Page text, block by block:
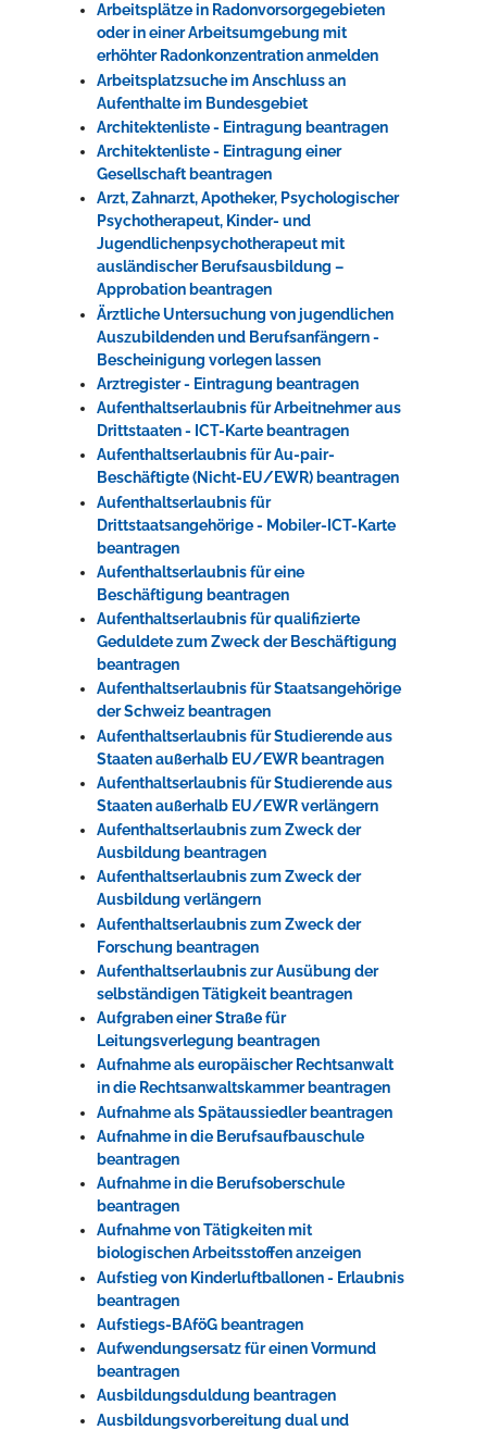
Arbeitsplätze in Radonvorsorgegebieten
oder in einer Arbeitsumgebung mit
erhöhter Radonkonzentration anmelden
Arbeitsplatzsuche im Anschluss an
Aufenthalte im Bundesgebiet
Architektenliste - Eintragung beantragen
Architektenliste - Eintragung einer
Gesellschaft beantragen
Arzt, Zahnarzt, Apotheker, Psychologischer
Psychotherapeut, Kinder- und
Jugendlichenpsychotherapeut mit
ausländischer Berufsausbildung –
Approbation beantragen
Ärztliche Untersuchung von jugendlichen
Auszubildenden und Berufsanfängern -
Bescheinigung vorlegen lassen
Arztregister - Eintragung beantragen
Aufenthaltserlaubnis für Arbeitnehmer aus
Drittstaaten - ICT-Karte beantragen
Aufenthaltserlaubnis für Au-pair-
Beschäftigte (Nicht-EU/EWR) beantragen
Aufenthaltserlaubnis für
Drittstaatsangehörige - Mobiler-ICT-Karte
beantragen
Aufenthaltserlaubnis für eine
Beschäftigung beantragen
Aufenthaltserlaubnis für qualifizierte
Geduldete zum Zweck der Beschäftigung
beantragen
Aufenthaltserlaubnis für Staatsangehörige
der Schweiz beantragen
Aufenthaltserlaubnis für Studierende aus
Staaten außerhalb EU/EWR beantragen
Aufenthaltserlaubnis für Studierende aus
Staaten außerhalb EU/EWR verlängern
Aufenthaltserlaubnis zum Zweck der
Ausbildung beantragen
Aufenthaltserlaubnis zum Zweck der
Ausbildung verlängern
Aufenthaltserlaubnis zum Zweck der
Forschung beantragen
Aufenthaltserlaubnis zur Ausübung der
selbständigen Tätigkeit beantragen
Aufgraben einer Straße für
Leitungsverlegung beantragen
Aufnahme als europäischer Rechtsanwalt
in die Rechtsanwaltskammer beantragen
Aufnahme als Spätaussiedler beantragen
Aufnahme in die Berufsaufbauschule
beantragen
Aufnahme in die Berufsoberschule
beantragen
Aufnahme von Tätigkeiten mit
biologischen Arbeitsstoffen anzeigen
Aufstieg von Kinderluftballonen - Erlaubnis
beantragen
Aufstiegs-BAföG beantragen
Aufwendungsersatz für einen Vormund
beantragen
Ausbildungsduldung beantragen
Ausbildungsvorbereitung dual und